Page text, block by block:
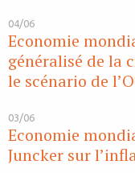
04/06
Economie
généralisé de la
le scénario de
03/06
Economie
Juncker sur